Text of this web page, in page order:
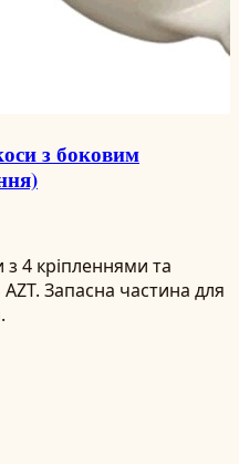
з боковим
4 кріпленнями та
Запасна частина для